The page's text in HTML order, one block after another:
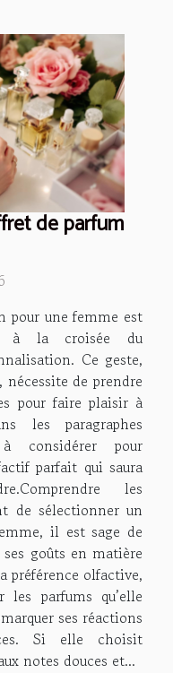
de parfum
pour une femme est
à la croisée du
Ce geste,
nécessite de prendre
pour faire plaisir à
les paragraphes
considérer pour
parfait qui saura
les
de sélectionner un
il est sage de
goûts en matière
préférence olfactive,
les parfums qu’elle
ses réactions
Si elle choisit
notes douces et...